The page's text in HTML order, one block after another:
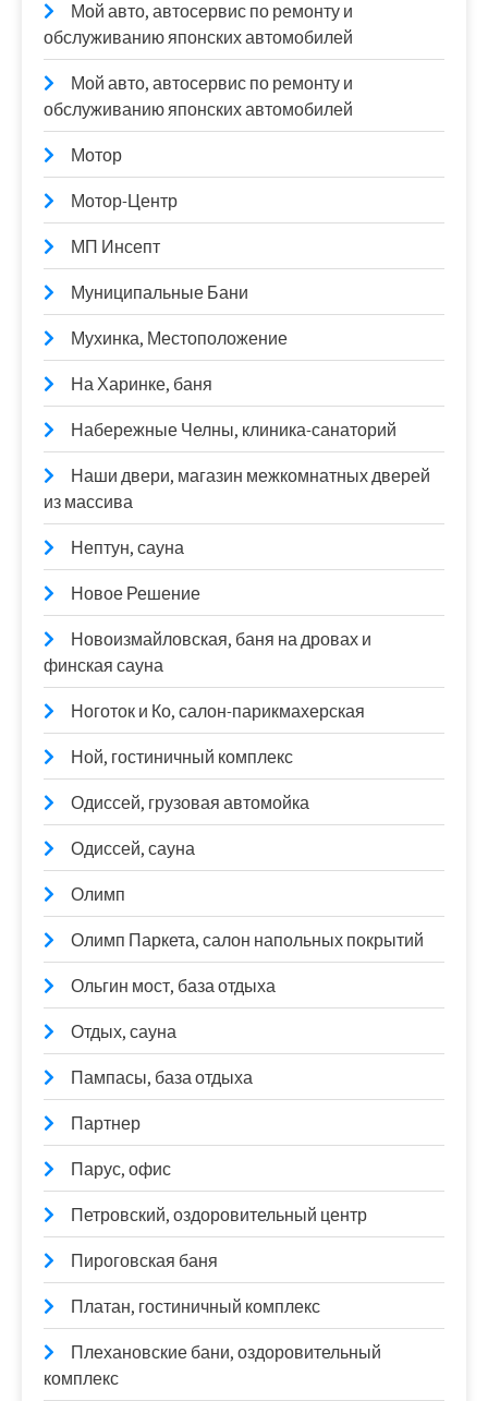
Мой авто, автосервис по ремонту и
обслуживанию японских автомобилей
Мой авто, автосервис по ремонту и
обслуживанию японских автомобилей
Мотор
Мотор-Центр
МП Инсепт
Муниципальные Бани
Мухинка, Местоположение
На Харинке, баня
Набережные Челны, клиника-санаторий
Наши двери, магазин межкомнатных дверей
из массива
Нептун, сауна
Новое Решение
Новоизмайловская, баня на дровах и
финская сауна
Ноготок и Ко, салон-парикмахерская
Ной, гостиничный комплекс
Одиссей, грузовая автомойка
Одиссей, сауна
Олимп
Олимп Паркета, салон напольных покрытий
Ольгин мост, база отдыха
Отдых, сауна
Пампасы, база отдыха
Партнер
Парус, офис
Петровский, оздоровительный центр
Пироговская баня
Платан, гостиничный комплекс
Плехановские бани, оздоровительный
комплекс